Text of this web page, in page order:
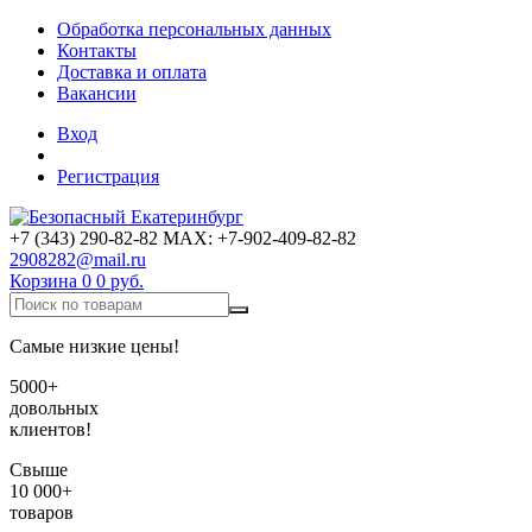
Обработка персональных данных
Контакты
Доставка и оплата
Вакансии
Вход
Регистрация
+7 (343) 290-82-82 MAX: +7-902-409-82-82
2908282@mail.ru
Корзина 0 0 руб.
Самые низкие цены!
5000+
довольных
клиентов!
Свыше
10 000+
товаров